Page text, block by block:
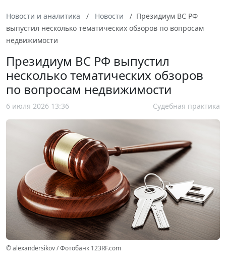
Новости и аналитика Новости
Президиум ВС РФ
выпустил несколько тематических обзоров по вопросам
недвижимости
Президиум ВС РФ выпустил
несколько тематических обзоров
по вопросам недвижимости
6 июля 2026 13:36 Судебная практика
© alexandersikov / Фотобанк 123RF.com